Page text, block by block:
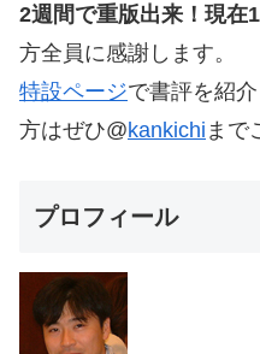
2週間で重版出来！現在
方全員に感謝します。
特設ページで書評を紹
方はぜひ@kankichi まで
プロフィール